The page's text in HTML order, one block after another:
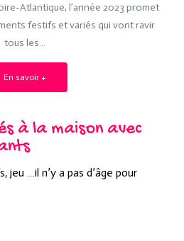
Atlantique, l’année 2023 promet
festifs et variés qui vont ravir
tous les…
En savoir +
à la maison avec
jeu …il n’y a pas d’âge pour